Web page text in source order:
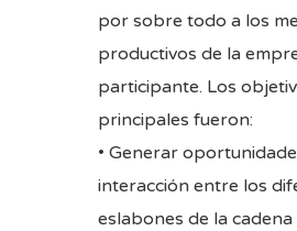
por sobre todo a los
productivos de la
participante. Los
principales fueron:
• Generar
interacción entre los
eslabones de la